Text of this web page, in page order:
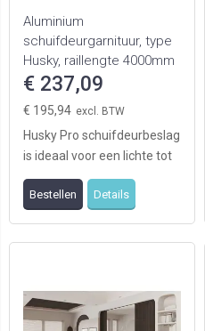
Aluminium
schuifdeurgarnituur, type
Husky, raillengte 4000mm
t.b.v. 2 deuren
€ 237,09
€ 195,94
Husky Pro schuifdeurbeslag
is ideaal voor een lichte tot
zware
binnendeurtoepassing.
Bestellen Details